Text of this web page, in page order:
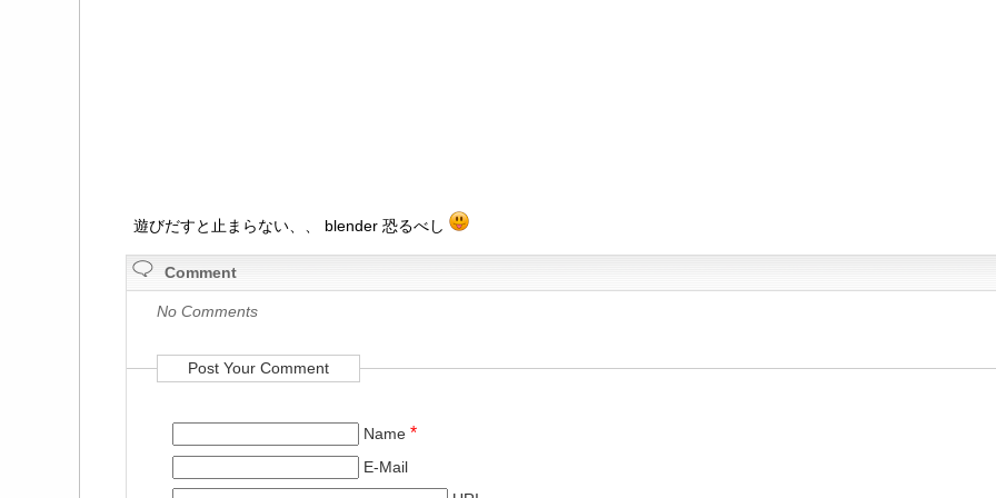
遊びだすと止まらない、、 blender 恐るべし
Comment
No Comments
Post Your Comment
Name *
E-Mail